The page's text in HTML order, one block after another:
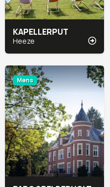
KAPELLERPUT
Heeze
Mens